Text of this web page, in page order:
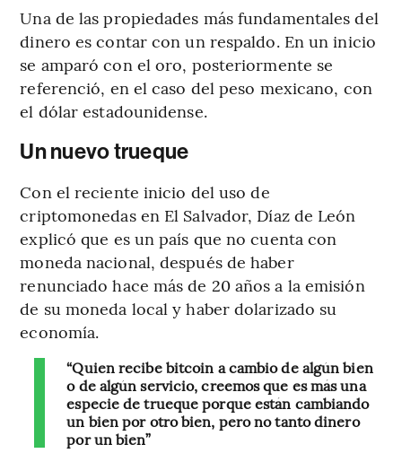
Una de las propiedades más fundamentales del
dinero es contar con un respaldo. En un inicio
se amparó con el oro, posteriormente se
referenció, en el caso del peso mexicano, con
el dólar estadounidense.
Un nuevo trueque
Con el reciente inicio del uso de
criptomonedas en El Salvador, Díaz de León
explicó que es un país que no cuenta con
moneda nacional, después de haber
renunciado hace más de 20 años a la emisión
de su moneda local y haber dolarizado su
economía.
“Quien recibe bitcoin a cambio de algún bien
o de algún servicio, creemos que es más una
especie de trueque porque están cambiando
un bien por otro bien, pero no tanto dinero
por un bien”